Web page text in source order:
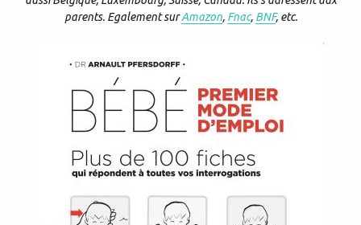
parents. Egalement surAmazon, Fnac, BNF, etc.